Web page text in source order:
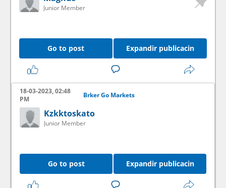
Junior Member
Go to post Expandir publicacin
18-03-2023, 02:48
PM
Brker Go Markets
Kzkktoskato
Junior Member
Go to post Expandir publicacin